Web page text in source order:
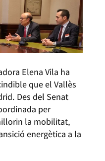
Elena Vila ha
que el Vallès
Des del Senat
per
la mobilitat,
energètica a la